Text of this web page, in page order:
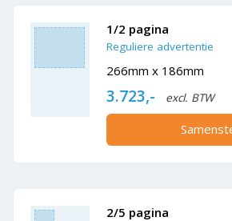
1/2 pagina
Reguliere advertentie
266mm x 186mm
3.723,- excl. BTW
2/5 pagina